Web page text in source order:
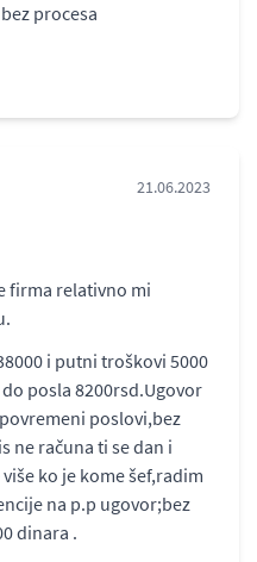
procesa
21.06.2023
firma relativno mi
i putni troškovi 5000
posla 8200rsd.Ugovor
poslovi,bez
ne računa ti se dan i
ko je kome šef,radim
na p.p ugovor;bez
dinara .